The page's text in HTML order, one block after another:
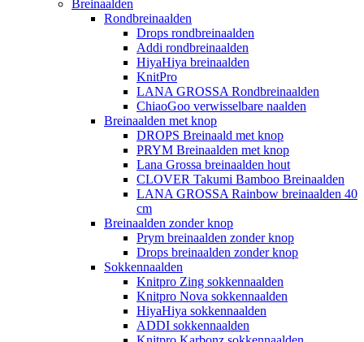
Breinaalden
Rondbreinaalden
Drops rondbreinaalden
Addi rondbreinaalden
HiyaHiya breinaalden
KnitPro
LANA GROSSA Rondbreinaalden
ChiaoGoo verwisselbare naalden
Breinaalden met knop
DROPS Breinaald met knop
PRYM Breinaalden met knop
Lana Grossa breinaalden hout
CLOVER Takumi Bamboo Breinaalden
LANA GROSSA Rainbow breinaalden 40
cm
Breinaalden zonder knop
Prym breinaalden zonder knop
Drops breinaalden zonder knop
Sokkennaalden
Knitpro Zing sokkennaalden
Knitpro Nova sokkennaalden
HiyaHiya sokkennaalden
ADDI sokkennaalden